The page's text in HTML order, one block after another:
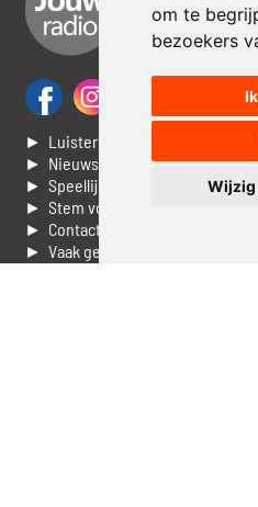
om te
bezoekers
Wijzig
► Luisteren naar Jouwradio
► Nieuws
► Speellijst
► Stem voor de Dag top 3
► Contacteer ons
► Vaak gestelde vragen